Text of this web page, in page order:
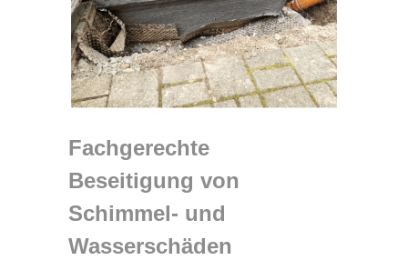
Fachgerechte
Beseitigung von
Schimmel- und
Wasserschäden